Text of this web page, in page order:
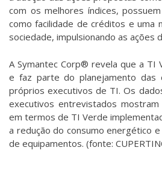
com os melhores índices,
como facilidade de créditos e uma
sociedade, impulsionando as ações
A Symantec Corp® revela que a TI
e faz parte do planejamento das
próprios executivos de TI. Os
executivos entrevistados
em termos de TI Verde
a redução do consumo energético
de equipamentos. (fonte: